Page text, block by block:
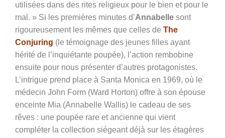
utilisées dans des rites religieux pour le bien et pour le
mal. » Si les premières minutes d’Annabelle sont
rigoureusement les mêmes que celles de The
Conjuring (le témoignage des jeunes filles ayant
hérité de l’inquiétante poupée), l’action rembobine
ensuite pour nous présenter d’autres protagonistes.
L’intrigue prend place à Santa Monica en 1969, où le
médecin John Form (Ward Horton) offre à son épouse
enceinte Mia (Annabelle Wallis) le cadeau de ses
rêves : une poupée rare et ancienne qui vient
compléter la collection siégeant déjà sur les étagères